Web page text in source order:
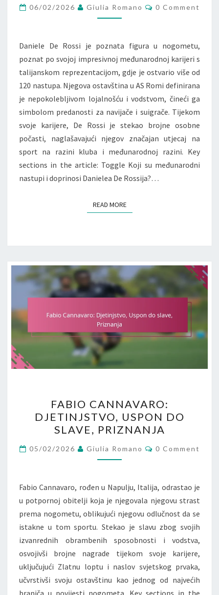
KLUPSKA
OSTAVŠTINA,
POČASTI
06/02/2026 Giulia Romano Comments
0 Comment
Daniele De Rossi je poznata figura u nogometu,
poznat po svojoj impresivnoj međunarodnoj karijeri s
talijanskom reprezentacijom, gdje je ostvario više od
120 nastupa. Njegova ostavština u AS Romi definirana
je nepokolebljivom lojalnošću i vodstvom, čineći ga
simbolom predanosti za navijače i suigrače. Tijekom
svoje karijere, De Rossi je stekao brojne osobne
počasti, naglašavajući njegov značajan utjecaj na
sport na razini kluba i međunarodnoj razini. Key
sections in the article: Toggle Koji su međunarodni
nastupi i doprinosi Danielea De Rossija?…
READ MOREREAD MORE
CANNAVARO:
DJETINJSTVO,
USPON
DO
SLAVE,
FABIO CANNAVARO:
DJETINJSTVO, USPON DO
SLAVE, PRIZNANJA
05/02/2026 Giulia Romano Comments
0 Comment
Fabio Cannavaro, rođen u Napulju, Italija, odrastao je
u potpornoj obitelji koja je njegovala njegovu strast
prema nogometu, oblikujući njegovu odlučnost da se
istakne u tom sportu. Stekao je slavu zbog svojih
izvanrednih obrambenih sposobnosti i vodstva,
osvojivši brojne nagrade tijekom svoje karijere,
uključujući Zlatnu loptu i naslov svjetskog prvaka,
učvrstivši svoju ostavštinu kao jednog od najvećih